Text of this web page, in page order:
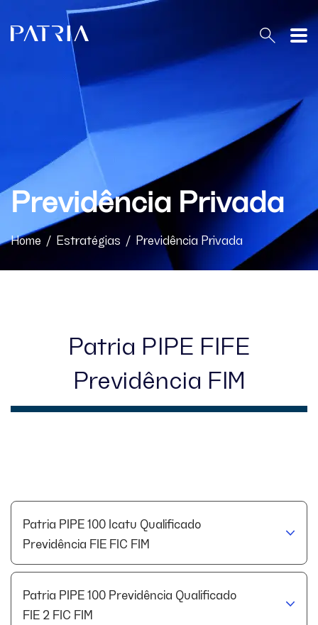
O Patria
Patria Equities Brasil
Estratégias
Invista Agora
Contato
Previdência Privada
Home / Estratégias / Previdência Privada
Patria PIPE FIFE
Previdência FIM
Patria PIPE 100 Icatu Qualificado
Previdência FIE FIC FIM
Patria PIPE 100 Previdência Qualificado
FIE 2 FIC FIM